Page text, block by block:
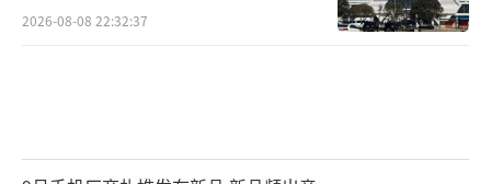
2026-08-08 22:32:37